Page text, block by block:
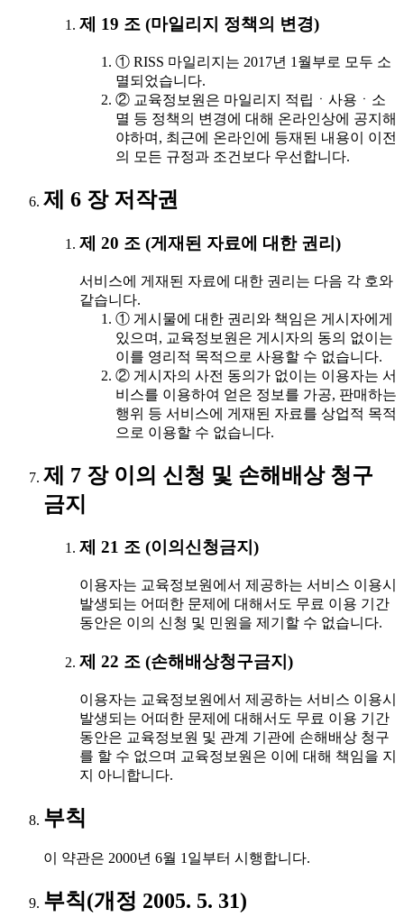
제 19 조 (마일리지 정책의 변경)
① RISS 마일리지는 2017년 1월부로 모두 소
멸되었습니다.
② 교육정보원은 마일리지 적립ㆍ사용ㆍ소
멸 등 정책의 변경에 대해 온라인상에 공지해
야하며, 최근에 온라인에 등재된 내용이 이전
의 모든 규정과 조건보다 우선합니다.
제 6 장 저작권
제 20 조 (게재된 자료에 대한 권리)
서비스에 게재된 자료에 대한 권리는 다음 각 호와
같습니다.
① 게시물에 대한 권리와 책임은 게시자에게
있으며, 교육정보원은 게시자의 동의 없이는
이를 영리적 목적으로 사용할 수 없습니다.
② 게시자의 사전 동의가 없이는 이용자는 서
비스를 이용하여 얻은 정보를 가공, 판매하는
행위 등 서비스에 게재된 자료를 상업적 목적
으로 이용할 수 없습니다.
제 7 장 이의 신청 및 손해배상 청구
금지
제 21 조 (이의신청금지)
이용자는 교육정보원에서 제공하는 서비스 이용시
발생되는 어떠한 문제에 대해서도 무료 이용 기간
동안은 이의 신청 및 민원을 제기할 수 없습니다.
제 22 조 (손해배상청구금지)
이용자는 교육정보원에서 제공하는 서비스 이용시
발생되는 어떠한 문제에 대해서도 무료 이용 기간
동안은 교육정보원 및 관계 기관에 손해배상 청구
를 할 수 없으며 교육정보원은 이에 대해 책임을 지
지 아니합니다.
부칙
이 약관은 2000년 6월 1일부터 시행합니다.
부칙(개정 2005. 5. 31)